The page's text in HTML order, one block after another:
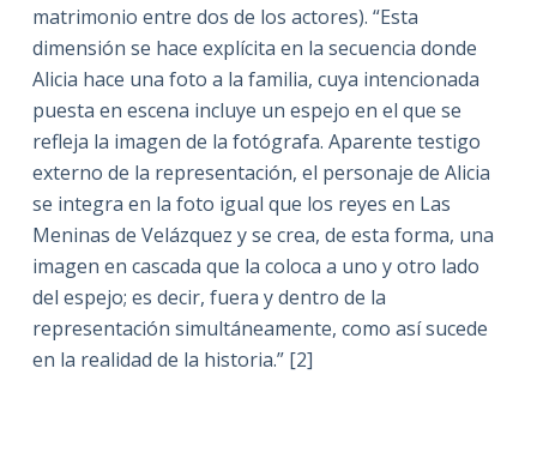
matrimonio entre dos de los actores). “Esta
dimensión se hace explícita en la secuencia donde
Alicia hace una foto a la familia, cuya intencionada
puesta en escena incluye un espejo en el que se
refleja la imagen de la fotógrafa. Aparente testigo
externo de la representación, el personaje de Alicia
se integra en la foto igual que los reyes en Las
Meninas de Velázquez y se crea, de esta forma, una
imagen en cascada que la coloca a uno y otro lado
del espejo; es decir, fuera y dentro de la
representación simultáneamente, como así sucede
en la realidad de la historia.” [2]